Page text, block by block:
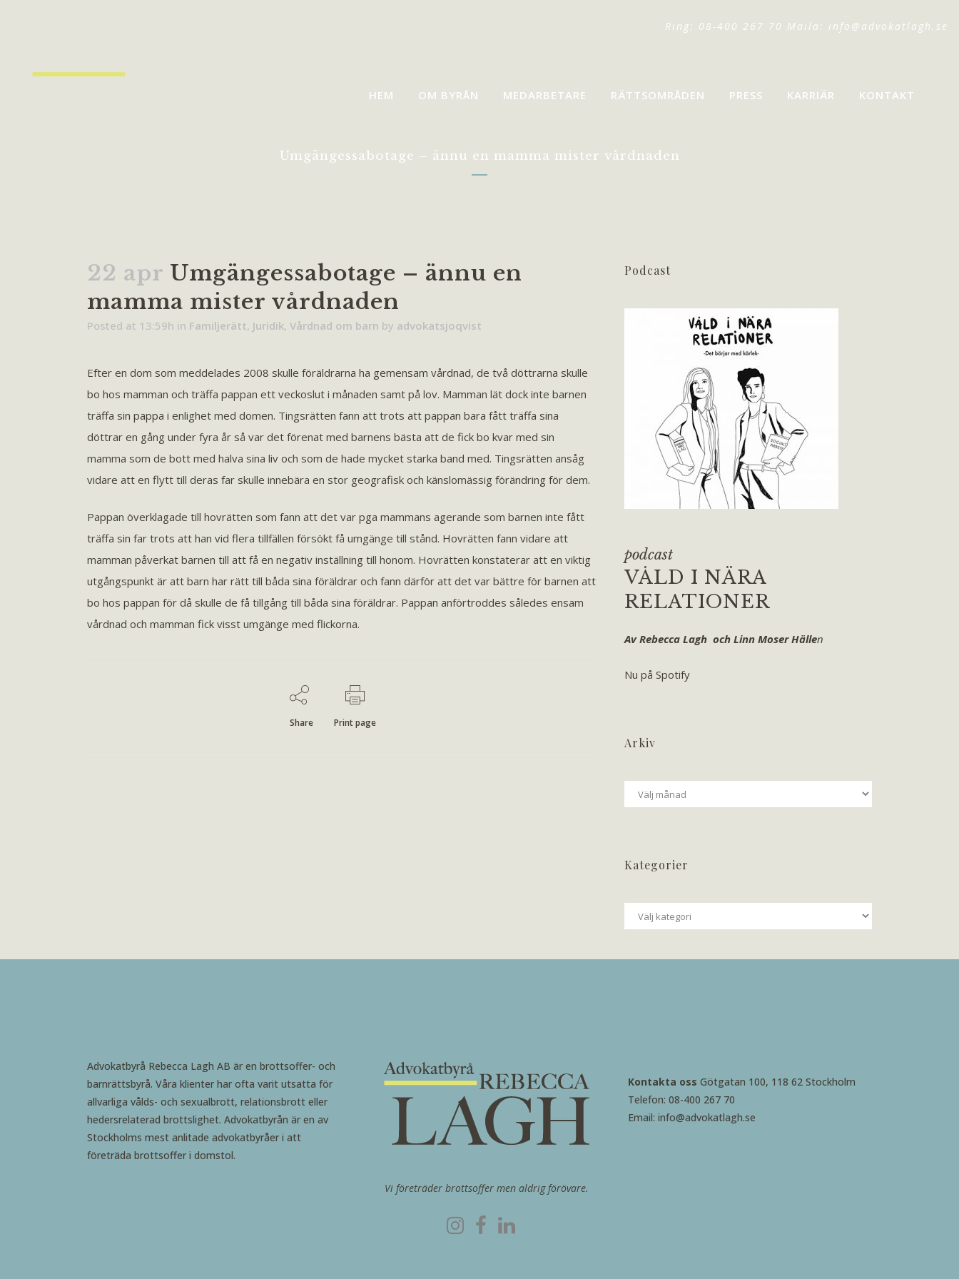
Ring: 08-400 267 70 Maila: info@advokatlagh.se
HEM OM BYRÅN MEDARBETARE RÄTTSOMRÅDEN PRESS KARRIÄR KONTAKT
Umgängessabotage – ännu en mamma mister vårdnaden
22 apr Umgängessabotage – ännu en
mamma mister vårdnaden
Posted at 13:59h in Familjerätt, Juridik, Vårdnad om barn by advokatsjoqvist
Efter en dom som meddelades 2008 skulle föräldrarna ha gemensam vårdnad, de två döttrarna skulle
bo hos mamman och träffa pappan ett veckoslut i månaden samt på lov. Mamman lät dock inte barnen
träffa sin pappa i enlighet med domen. Tingsrätten fann att trots att pappan bara fått träffa sina
döttrar en gång under fyra år så var det förenat med barnens bästa att de fick bo kvar med sin
mamma som de bott med halva sina liv och som de hade mycket starka band med. Tingsrätten ansåg
vidare att en flytt till deras far skulle innebära en stor geografisk och känslomässig förändring för dem.
Pappan överklagade till hovrätten som fann att det var pga mammans agerande som barnen inte fått
träffa sin far trots att han vid flera tillfällen försökt få umgänge till stånd. Hovrätten fann vidare att
mamman påverkat barnen till att få en negativ inställning till honom. Hovrätten konstaterar att en viktig
utgångspunkt är att barn har rätt till båda sina föräldrar och fann därför att det var bättre för barnen att
bo hos pappan för då skulle de få tillgång till båda sina föräldrar. Pappan anförtroddes således ensam
vårdnad och mamman fick visst umgänge med flickorna.
Share Print page
Podcast
podcast
VÅLD I NÄRA
RELATIONER
Av Rebecca Lagh och Linn Moser Hällen
Nu på Spotify
Arkiv
Arkiv
Kategorier
Kategorier
Advokatbyrå Rebecca Lagh AB är en brottsoffer- och
barnrättsbyrå. Våra klienter har ofta varit utsatta för
allvarliga vålds- och sexualbrott, relationsbrott eller
hedersrelaterad brottslighet. Advokatbyrån är en av
Stockholms mest anlitade advokatbyråer i att
företräda brottsoffer i domstol.
Vi företräder brottsoffer men aldrig förövare.
Kontakta oss Götgatan 100, 118 62 Stockholm
Telefon: 08-400 267 70
Email: info@advokatlagh.se